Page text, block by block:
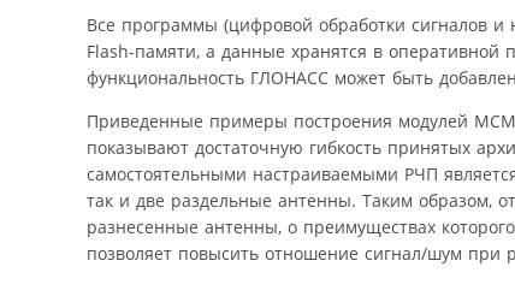
Все программы (цифровой обработки сигналов
Flash-памяти, а данные хранятся в
функциональность ГЛОНАСС может быть
Приведенные примеры построения модулей
показывают достаточную гибкость принятых
самостоятельными настраиваемыми РЧП
так и две раздельные антенны. Таким образом,
разнесенные антенны, о преимуществах
позволяет повысить отношение сигнал/шум при